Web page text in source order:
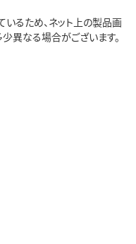
るため、ネット上の製品画
異なる場合がございます。